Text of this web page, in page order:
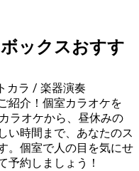
ックスおすす
カラ / 楽器演奏
紹介！個室カラオケを
ラオケから、昼休みの
い時間まで、あなたのス
。個室で人の目を気にせ
予約しましょう！